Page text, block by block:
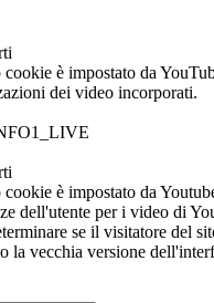
cookie è impostato da
dei video incorporati.
cookie è impostato da
dell'utente per i video di
se il visitatore del
la vecchia versione